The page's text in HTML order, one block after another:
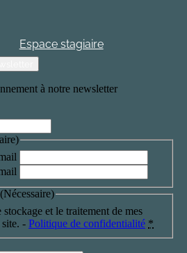
Espace stagiaire
à notre newsletter
(Nécessaire)
stockage et le traitement de mes
site. - Politique de confidentialité *